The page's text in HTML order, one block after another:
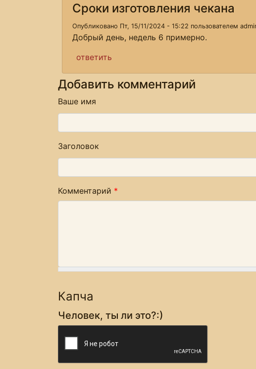
Сроки изготовления чекана
Опубликовано Пт, 15/11/2024 - 15:22 пользователем
Добрый день, недель 6 примерно.
ответить
Добавить комментарий
Ваше имя
Заголовок
Комментарий *
Капча
Человек, ты ли это?:)